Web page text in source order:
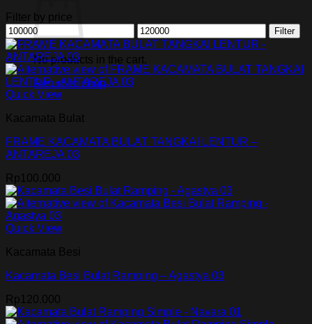
No products in the cart.
Return to shop
Filter by price
Min
price
Max
price
Filter
Quick View
Kacamata Bulat
FRAME KACAMATA BULAT TANGKAI LENTUR –
ANTAREJA 03
Rp 100.000
Quick View
Kacamata Besi
Kacamata Besi Bulat Ramping – Agastya 03
Rp 120.000